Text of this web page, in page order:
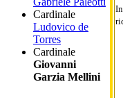
Cardinale
Ludovico de
Torres
Cardinale
Giovanni
Garzia Mellini